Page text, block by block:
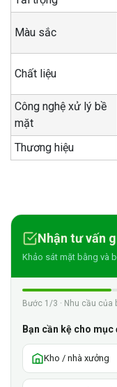
Màu sắc
Chất liệu
Công nghệ xử lý bề
mặt
Thương hiệu
Nhận tư vấn
Khảo sát mặt bằng và
Bước 1/3 · Nhu cầu của
Bạn cần kệ cho
Kho / nhà xưởng